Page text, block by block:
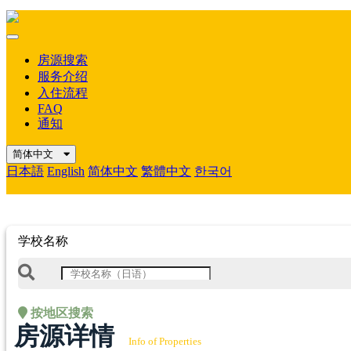
Mobile
房源搜索
服务介绍
入住流程
FAQ
通知
简体中文
日本語 English 简体中文 繁體中文 한국어
学校名称
按地区搜索
房源详情 Info of Properties